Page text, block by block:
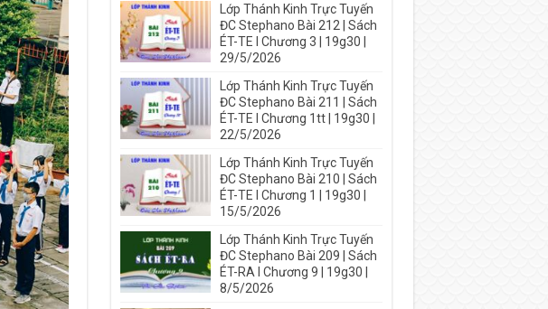
Lớp Thánh Kinh Trực Tuyến
ĐC Stephano Bài 212 | Sách
ÉT-TE I Chương 3 | 19g30 |
29/5/2026
Lớp Thánh Kinh Trực Tuyến
ĐC Stephano Bài 211 | Sách
ÉT-TE I Chương 1tt | 19g30 |
22/5/2026
Lớp Thánh Kinh Trực Tuyến
ĐC Stephano Bài 210 | Sách
ÉT-TE I Chương 1 | 19g30 |
15/5/2026
Lớp Thánh Kinh Trực Tuyến
ĐC Stephano Bài 209 | Sách
ÉT-RA I Chương 9 | 19g30 |
8/5/2026